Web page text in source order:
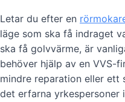
Letar du efter en
läge som ska få indraget
ska få golvvärme, är
behöver hjälp av en VVS-
mindre reparation eller
det erfarna yrkespersoner